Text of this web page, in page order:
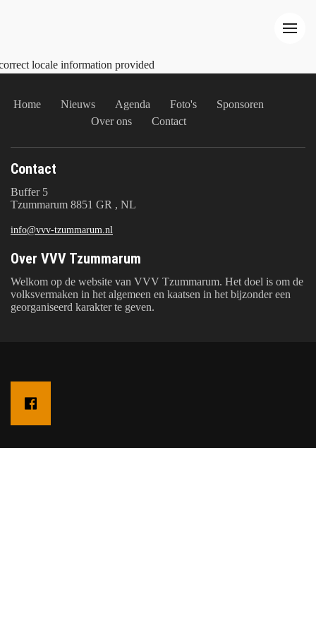
locale information provided
Home Nieuws Agenda Foto's
Sponsoren
Over ons
Contact
Contact
Buffer 5
Tzummarum 8851 GR , NL
info@vvv-tzummarum.nl
Over VVV Tzummarum
Welkom op de website van VVV Tzummarum. Het doel is om de
volksvermaken in het algemeen en kaatsen in het bijzonder een
georganiseerd karakter te geven.